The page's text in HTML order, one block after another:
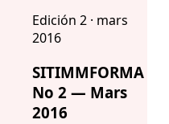
Edición 2 · mars
2016
SITIMMFORMA
No 2 — Mars
2016